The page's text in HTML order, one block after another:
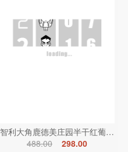
智利大角鹿德美庄园半干红葡萄酒
488.00
298.00